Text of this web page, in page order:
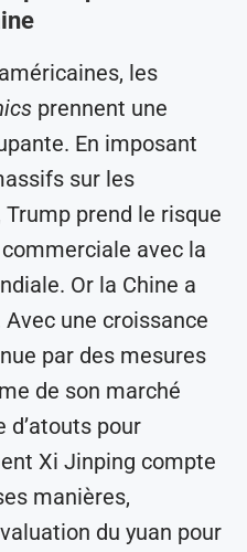
les
prennent une
En imposant
sur les
prend le risque
avec la
Or la Chine a
une croissance
par des mesures
de son marché
d’atouts pour
Xi Jinping compte
manières,
du yuan pour